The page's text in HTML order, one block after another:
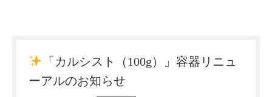
「カルシスト（100g）」容器リニュ
ーアルのお知らせ